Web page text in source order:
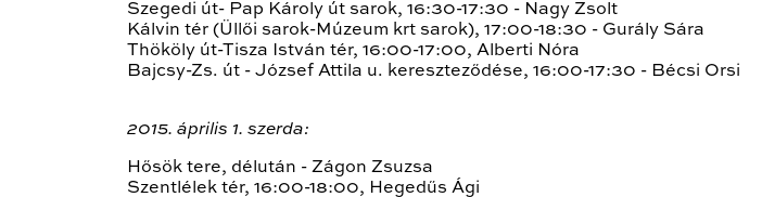
Szegedi út- Pap Károly út sarok, 16:30-17:30 - Nagy Zsolt
Kálvin tér (Üllői sarok-Múzeum krt sarok), 17:00-18:30 - Gurály Sára
Thököly út-Tisza István tér, 16:00-17:00, Alberti Nóra
Bajcsy-Zs. út - József Attila u. kereszteződése, 16:00-17:30 - Bécsi Orsi
2015. április 1. szerda:
Hősök tere, délután - Zágon Zsuzsa
Szentlélek tér, 16:00-18:00, Hegedűs Ági